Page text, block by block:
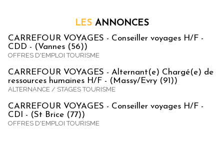
LES ANNONCES
CARREFOUR VOYAGES - Conseiller voyages H/F -
CDD - (Vannes (56))
OFFRES D'EMPLOI TOURISME
CARREFOUR VOYAGES - Alternant(e) Chargé(e) de
ressources humaines H/F - (Massy/Evry (91))
ALTERNANCE / STAGES TOURISME
CARREFOUR VOYAGES - Conseiller voyages H/F -
CDI - (St Brice (77))
OFFRES D'EMPLOI TOURISME